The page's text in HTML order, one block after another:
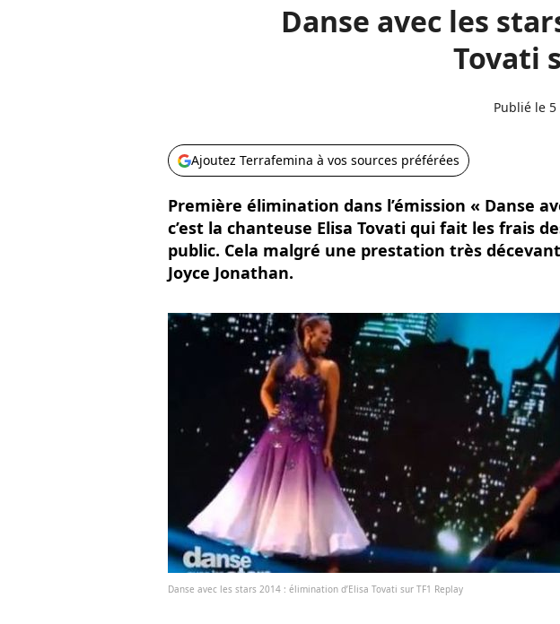
Danse avec les
Tovati
Publié le
Ajoutez Terrafemina à vos sources préférées
Première élimination dans l’émission « Danse
c’est la chanteuse Elisa Tovati qui fait les frais
public. Cela malgré une prestation très
Joyce Jonathan.
Danse avec les stars 2014 : élimination d’Elisa Tovati sur TF1 Replay